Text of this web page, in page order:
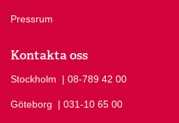
Pressrum
Kontakta oss
Stockholm Ring Stockholm på
| 08-789 42 00
Göteborg Ring Göteborg på
| 031-10 65 00